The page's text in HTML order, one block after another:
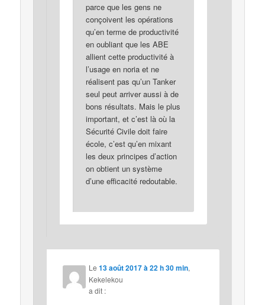
parce que les gens ne
conçoivent les opérations
qu’en terme de productivité
en oubliant que les ABE
allient cette productivité à
l’usage en noria et ne
réalisent pas qu’un Tanker
seul peut arriver aussi à de
bons résultats. Mais le plus
important, et c’est là où la
Sécurité Civile doit faire
école, c’est qu’en mixant
les deux principes d’action
on obtient un système
d’une efficacité redoutable.
Le13 août 2017 à 22 h 30 min,
Kekelekou
a dit :